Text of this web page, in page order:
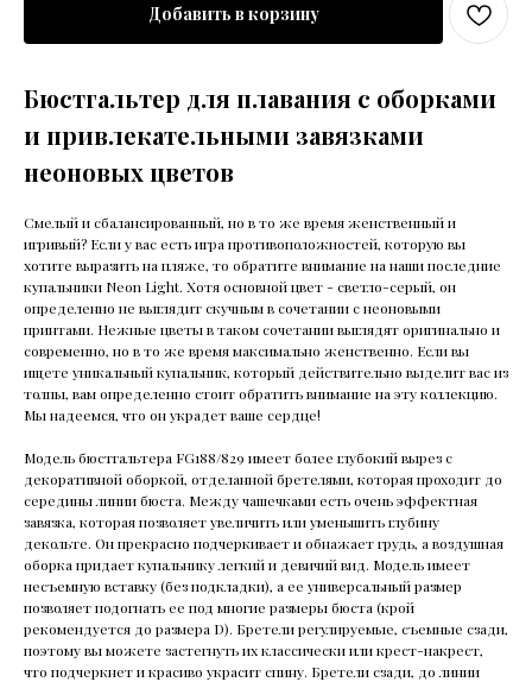
Добавить в корзину
Бюстгальтер для плавания с оборками
и привлекательными завязками
неоновых цветов
Смелый и сбалансированный, но в то же время женственный и
игривый? Если у вас есть игра противоположностей, которую вы
хотите выразить на пляже, то обратите внимание на наши последние
купальники Neon Light. Хотя основной цвет - светло-серый, он
определенно не выглядит скучным в сочетании с неоновыми
принтами. Нежные цветы в таком сочетании выглядят оригинально и
современно, но в то же время максимально женственно. Если вы
ищете уникальный купальник, который действительно выделит вас из
толпы, вам определенно стоит обратить внимание на эту коллекцию.
Мы надеемся, что он украдет ваше сердце!
Модель бюстгальтера FG188/829 имеет более глубокий вырез с
декоративной оборкой, отделанной бретелями, которая проходит до
середины линии бюста. Между чашечками есть очень эффектная
завязка, которая позволяет увеличить или уменьшить глубину
декольте. Он прекрасно подчеркивает и обнажает грудь, а воздушная
оборка придает купальнику легкий и девичий вид. Модель имеет
несъемную вставку (без подкладки), а ее универсальный размер
позволяет подогнать ее под многие размеры бюста (крой
рекомендуется до размера D). Бретели регулируемые, съемные сзади,
поэтому вы можете застегнуть их классически или крест-накрест,
что подчеркнет и красиво украсит спину. Бретели сзади, до линии